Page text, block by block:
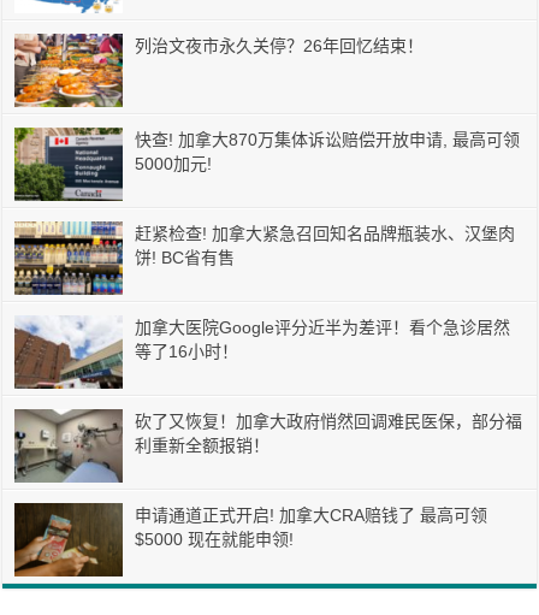
列治文夜市永久关停？26年回忆结束！
快查! 加拿大870万集体诉讼赔偿开放申请, 最高可领
5000加元!
赶紧检查! 加拿大紧急召回知名品牌瓶装水、汉堡肉
饼! BC省有售
加拿大医院Google评分近半为差评！看个急诊居然
等了16小时！
砍了又恢复！加拿大政府悄然回调难民医保，部分福
利重新全额报销！
申请通道正式开启! 加拿大CRA赔钱了 最高可领
$5000 现在就能申领!